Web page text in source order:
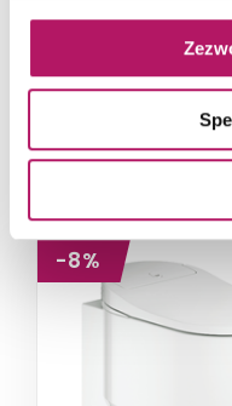
PRODUKTY Z
-8%